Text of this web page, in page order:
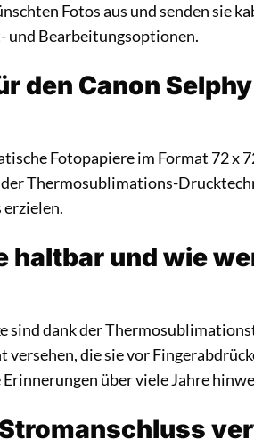
Fotos aus und senden sie
und Bearbeitungsoptionen.
den Canon
Fotopapiere im Format 72 x
Thermosublimations-
haltbar und wie
sind dank der
die sie vor
über viele Jahre